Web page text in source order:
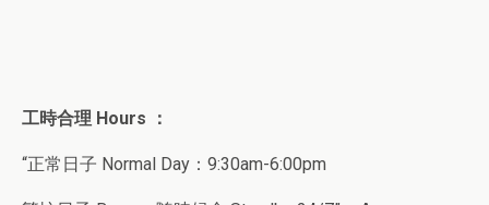
工時合理 Hours ：
“正常日子 Normal Day：9:30am-6:00pm